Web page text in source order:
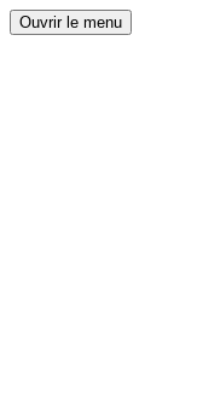
Ouvrir le menu